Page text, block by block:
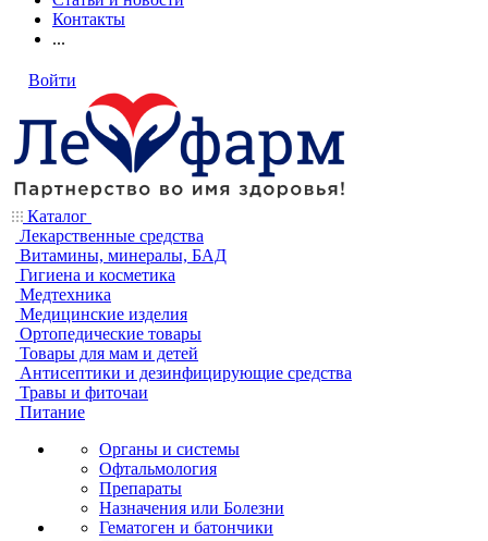
Контакты
...
Войти
Каталог
Лекарственные средства
Витамины, минералы, БАД
Гигиена и косметика
Медтехника
Медицинские изделия
Ортопедические товары
Товары для мам и детей
Антисептики и дезинфицирующие средства
Травы и фиточаи
Питание
Органы и системы
Офтальмология
Препараты
Назначения или Болезни
Гематоген и батончики